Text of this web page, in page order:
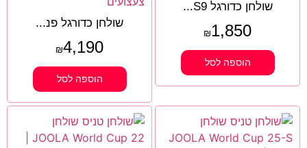
שולחן כדורגל S9...
₪1,850
הוספה לסל
שולחן כדורגל פנ...
₪4,190
הוספה לסל